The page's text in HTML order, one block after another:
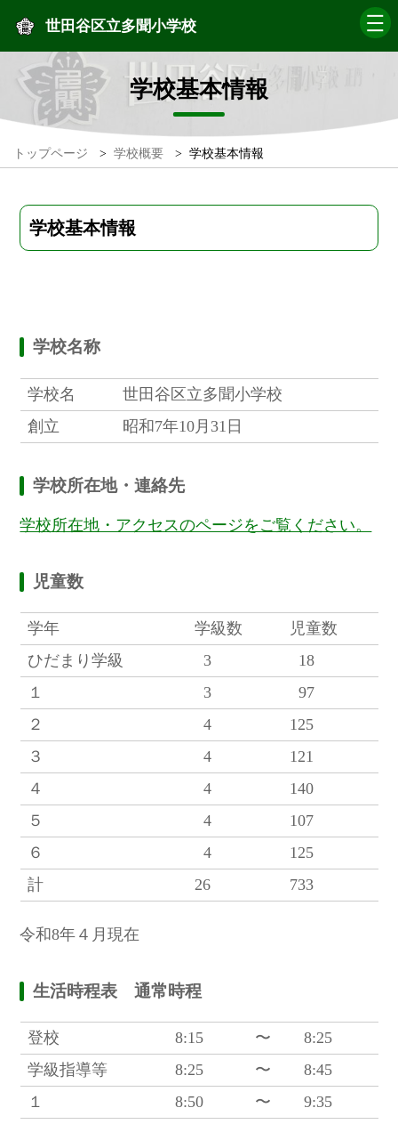
世田谷区立多聞小学校
学校基本情報
トップページ > 学校概要 > 学校基本情報
学校基本情報
学校名称
学校名
世田谷区立多聞小学校
創立
昭和7年10月31日
学校所在地・連絡先
学校所在地・アクセスのページをご覧ください。
児童数
学年 学級数
児童数
ひだまり学級
3
18
１
3
97
２
4
125
３
4
121
４
4
140
５
4
107
６
4
125
計
26 733
令和8年４月現在
生活時程表 通常時程
登校 8:15 〜
8:25
学級指導等
8:25 〜
8:45
１
8:50 〜
9:35